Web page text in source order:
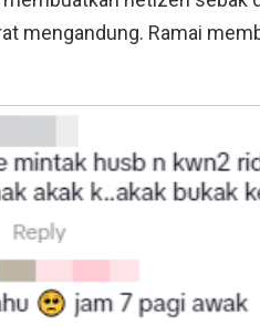
mengandung. Ramai